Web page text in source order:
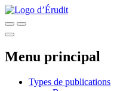
Menu principal
Types de publications